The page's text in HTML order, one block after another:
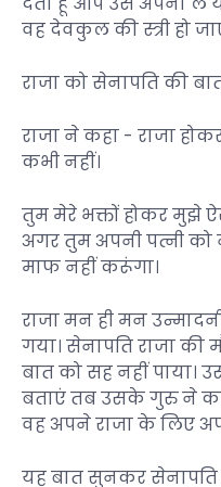
वह देवकुल की स्त्री हो
राजा को सेनापति की
राजा ने कहा - राजा
कभी नहीं।
तुम मेरे भक्तों होकर मुझे
अगर तुम अपनी पत्नी
माफ नहीं करूंगा।
राजा मन ही मन
गया। सेनापति राजा
बात को सह नहीं
बताएं तब उसके गुरु ने
वह अपने राजा के लिए
यह बात सुनकर सेनापति